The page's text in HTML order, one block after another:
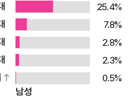
는 돌발 주제와 롤플레이 문제
능 2) 실전에서 유
해 어떤 주제와 상황이 주어지
25.4%
7.8%
2.8%
2.3%
0.5%
남성